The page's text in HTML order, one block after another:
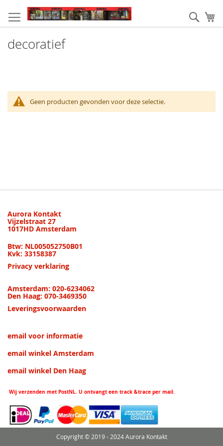
naar
de
Zoek
decoratief
Geen producten gevonden voor deze selectie.
Aurora Kontakt
Vijzelstraat 27
1017HD Amsterdam
Btw: NL005052750B01
Kvk: 33158387
Privacy verklaring
Amsterdam: 020-6234062
Den Haag: 070-3469350
Leveringsvoorwaarden
email voor informatie
email winkel Amsterdam
email winkel Den Haag
Wij verzenden met PostNL. U ontvangt een track &trace per mail.
Copyright © 2019 - 2024 Aurora Kontakt